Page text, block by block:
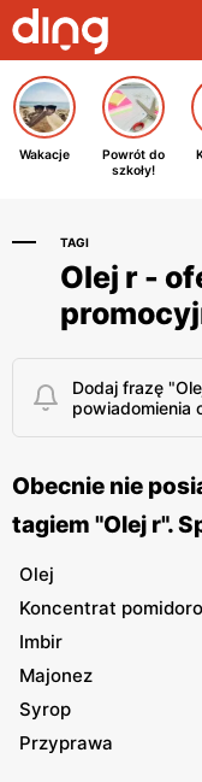
Wakacje
Powrót do
szkoły!
TAGI
Olej r -
Dodaj frazę
powiadomienia
Obecnie nie
tagiem "Olej r".
Olej
Koncentrat
Imbir
Majonez
Syrop
Przyprawa